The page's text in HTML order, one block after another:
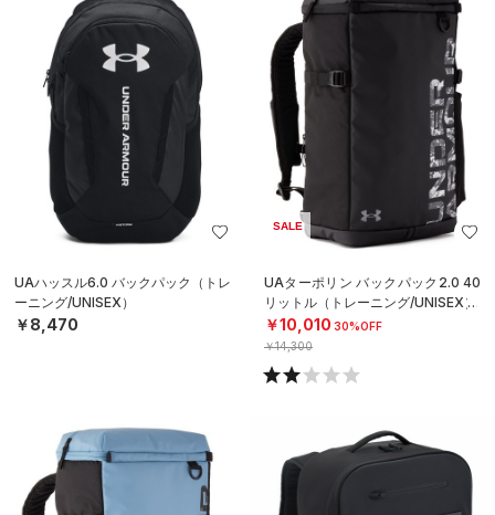
UAハッスル6.0 バックパック（トレ
ーニング/UNISEX）
￥8,470
SALE
UAターポリン バックパック2.0 40
リットル（トレーニング/UNISEX）
￥10,010 30%OFF
￥14,300